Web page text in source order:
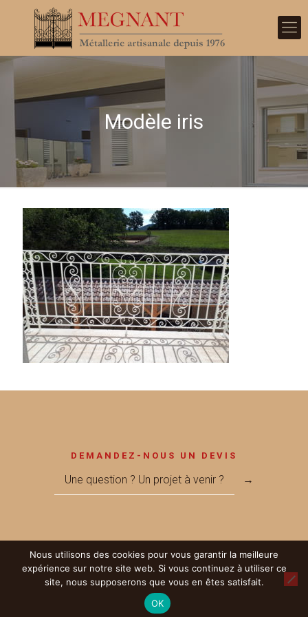
Modèle iris
DEMANDEZ-NOUS UN DEVIS
Une question ? Un projet à venir ? →
© 2017 Métallerie MEGNANT - Réalisé par LICOM Développement
Mentions Légales|RGPD|Partenaires
Nous utilisons des cookies pour vous garantir la meilleure
expérience sur notre site web. Si vous continuez à utiliser ce
site, nous supposerons que vous en êtes satisfait.
OK